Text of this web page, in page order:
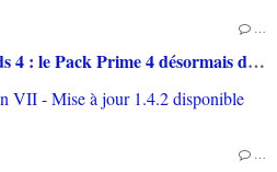
[ACTUALITE] Borderlands 4 : le Pack Prime 4 désormais disponible, le Pack Histoire et un nouveau chasseur de l’arche prévus pour le 10 Septembre